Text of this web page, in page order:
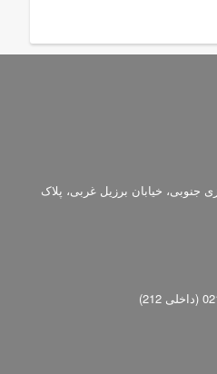
جنوبی، خیابان برزیل غربی، پلاک